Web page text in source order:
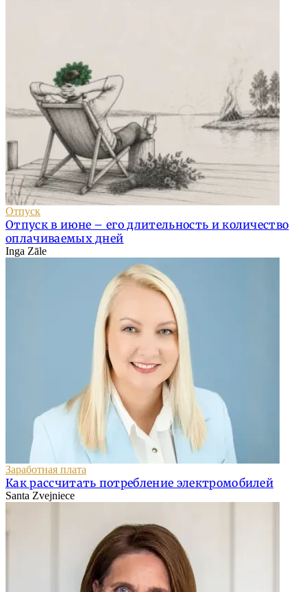
Отпуск
Отпуск в июне – его длительность и количество
оплачиваемых дней
Inga Zāle
Заработная плата
Как рассчитать потребление электромобилей
Santa Zvejniece